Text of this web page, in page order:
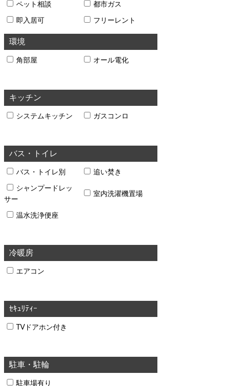
ペット相談 都市ガス
即入居可 フリーレント
環境
角部屋 オール電化
キッチン
システムキッチン ガスコンロ
バス・トイレ
バス・トイレ別 追い焚き
シャンプードレッ
サー
室内洗濯機置場
温水洗浄便座
冷暖房
エアコン
ｾｷｭﾘﾃｨｰ
TVドアホン付き
駐車・駐輪
駐車場有り